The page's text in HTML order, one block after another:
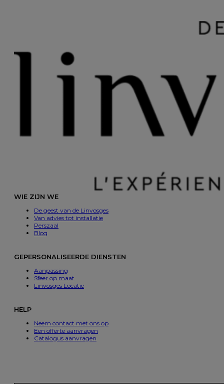
WIE ZIJN WE
De geest van de Linvosges
Van advies tot installatie
Perszaal
Blog
GEPERSONALISEERDE DIENSTEN
Aanpassing
Sfeer op maat
Linvosges Locatie
HELP
Neem contact met ons op
Een offerte aanvragen
Catalogus aanvragen